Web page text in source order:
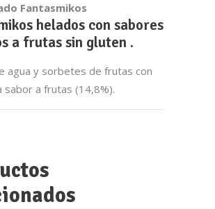
Fantasmikos
helados con sabores
a frutas sin gluten .
agua y sorbetes de frutas con
sabor a frutas (14,8%).
y condiciones de compra